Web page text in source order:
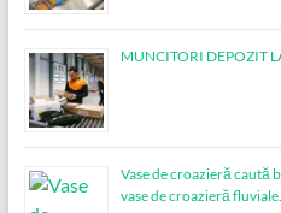
MUNCITORI DEPOZIT
Vase de croazieră caută
vase de croazieră